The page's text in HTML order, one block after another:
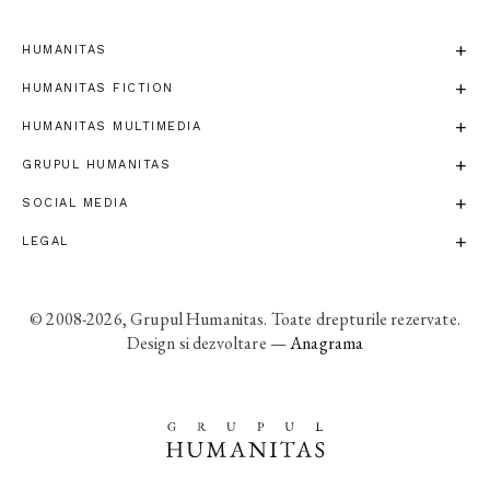
HUMANITAS
HUMANITAS FICTION
HUMANITAS MULTIMEDIA
GRUPUL HUMANITAS
SOCIAL MEDIA
LEGAL
© 2008-2026, Grupul Humanitas. Toate drepturile rezervate.
Design si dezvoltare —Anagrama